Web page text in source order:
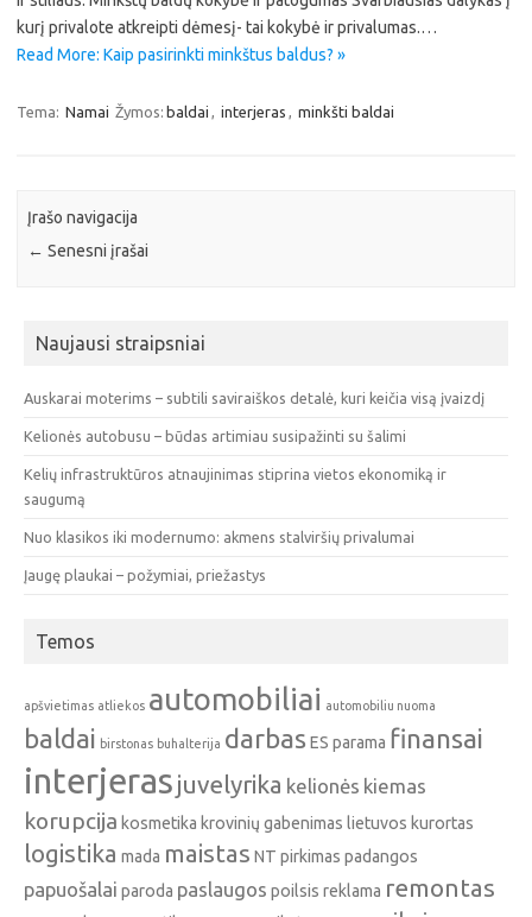
kurį privalote atkreipti dėmesį- tai kokybė ir privalumas.…
Read More: Kaip pasirinkti minkštus baldus? »
Tema: Namai Žymos: baldai , interjeras , minkšti baldai
Įrašo navigacija
← Senesni įrašai
Naujausi straipsniai
Auskarai moterims – subtili saviraiškos detalė, kuri keičia visą įvaizdį
Kelionės autobusu – būdas artimiau susipažinti su šalimi
Kelių infrastruktūros atnaujinimas stiprina vietos ekonomiką ir
saugumą
Nuo klasikos iki modernumo: akmens stalviršių privalumai
Įaugę plaukai – požymiai, priežastys
Temos
apšvietimas atliekos automobiliai automobiliu nuoma
baldai birstonas buhalterija darbas ES parama finansai
interjeras juvelyrika kelionės kiemas
korupcija kosmetika krovinių gabenimas lietuvos kurortas
logistika mada maistas NT pirkimas padangos
papuošalai paroda paslaugos poilsis reklama remontas